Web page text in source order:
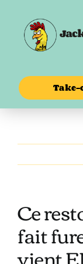
content
Ce
fait